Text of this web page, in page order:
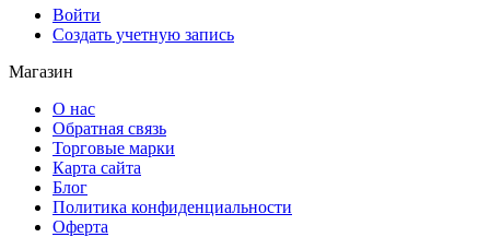
Войти
Создать учетную запись
Магазин
О нас
Обратная связь
Торговые марки
Карта сайта
Блог
Политика конфиденциальности
Оферта